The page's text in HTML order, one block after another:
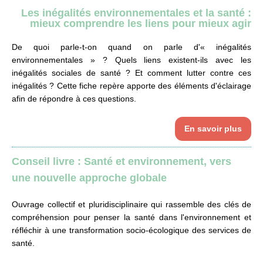
Les inégalités environnementales et la santé :
mieux comprendre les liens pour mieux agir
De quoi parle-t-on quand on parle d'« inégalités
environnementales » ? Quels liens existent-ils avec les
inégalités sociales de santé ? Et comment lutter contre ces
inégalités ? Cette fiche repère apporte des éléments d'éclairage
afin de répondre à ces questions.
En savoir plus
Conseil livre : Santé et environnement, vers
une nouvelle approche globale
Ouvrage collectif et pluridisciplinaire qui rassemble des clés de
compréhension pour penser la santé dans l'environnement et
réfléchir à une transformation socio-écologique des services de
santé.